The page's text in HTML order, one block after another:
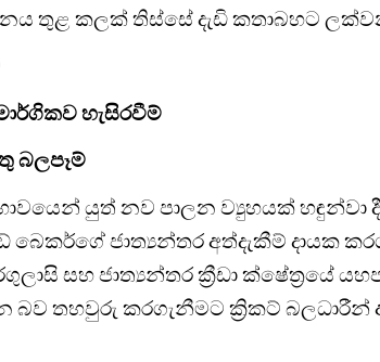
තුළ කලක් තිස්සේ දැඩි කතාබහට
හැසිරවීම්
බලපෑම්
යුත් නව පාලන ව්‍යුහයක් හඳුන්වා
ජාත්‍යන්තර අත්දැකීම් දායක
සහ ජාත්‍යන්තර ක්‍රීඩා ක්ෂේත්‍රයේ
බව තහවුරු කරගැනීමට ක්‍රිකට් බලධාරීන්